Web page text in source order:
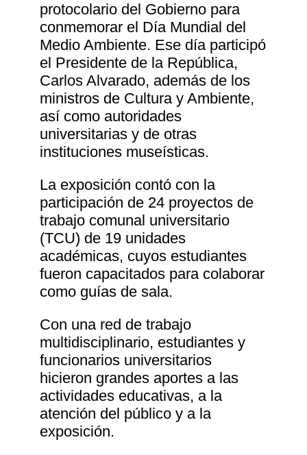
protocolario del Gobierno para
conmemorar el Día Mundial del
Medio Ambiente. Ese día participó
el Presidente de la República,
Carlos Alvarado, además de los
ministros de Cultura y Ambiente,
así como autoridades
universitarias y de otras
instituciones museísticas.
La exposición contó con la
participación de 24 proyectos de
trabajo comunal universitario
(TCU) de 19 unidades
académicas, cuyos estudiantes
fueron capacitados para colaborar
como guías de sala.
Con una red de trabajo
multidisciplinario, estudiantes y
funcionarios universitarios
hicieron grandes aportes a las
actividades educativas, a la
atención del público y a la
exposición.